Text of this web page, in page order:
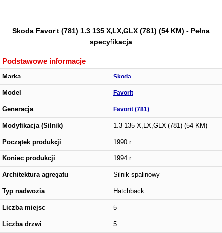
Skoda Favorit (781) 1.3 135 X,LX,GLX (781) (54 KM) - Pełna
specyfikacja
Podstawowe informacje
Marka Skoda
Model Favorit
Generacja Favorit (781)
Modyfikacja (Silnik) 1.3 135 X,LX,GLX (781) (54 KM)
Początek produkcji 1990 r
Koniec produkcji 1994 r
Architektura agregatu Silnik spalinowy
Typ nadwozia Hatchback
Liczba miejsc 5
Liczba drzwi 5